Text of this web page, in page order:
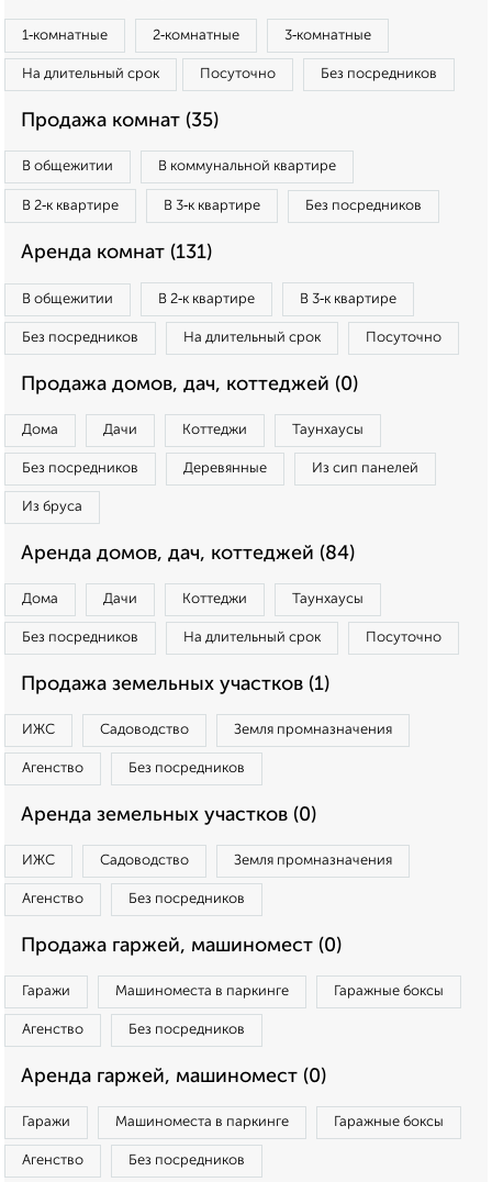
1‑комнатные 2‑комнатные 3‑комнатные
На длительный срок Посуточно Без посредников
Продажа комнат (35)
В общежитии В коммунальной квартире
В 2‑к квартире В 3‑к квартире Без посредников
Аренда комнат (131)
В общежитии В 2‑к квартире В 3‑к квартире
Без посредников На длительный срок Посуточно
Продажа домов, дач, коттеджей (0)
Дома Дачи Коттеджи Таунхаусы
Без посредников Деревянные Из сип панелей
Из бруса
Аренда домов, дач, коттеджей (84)
Дома Дачи Коттеджи Таунхаусы
Без посредников На длительный срок Посуточно
Продажа земельных участков (1)
ИЖС Садоводство Земля промназначения
Агенство Без посредников
Аренда земельных участков (0)
ИЖС Садоводство Земля промназначения
Агенство Без посредников
Продажа гаржей, машиномест (0)
Гаражи Машиноместа в паркинге Гаражные боксы
Агенство Без посредников
Аренда гаржей, машиномест (0)
Гаражи Машиноместа в паркинге Гаражные боксы
Агенство Без посредников